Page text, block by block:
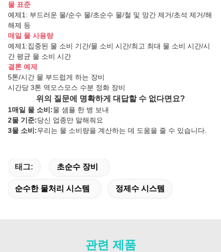
물 표준
예제1: 부드러운 물/순수 물/초순수 물/철 및 망간 제거/초석 제거/해
해제 등
매일 물 사용량
예제1:집중된 물 소비 기간/물 소비 시간/최고 최대 물 소비 시간/시
간 평균 물 소비 시간
결론 예제
5톤/시간 물 부드럽게 하는 장비
시간당 3톤 역오스모스 수분 정화 장비
위의 질문에 명확하게 대답할 수 없다면요?
1매일 물 소비:물 샘플 한 병 보내
2물 기준:당신 업종만 말해줘요
3물 소비:우리는 물 소비량을 계산하는 데 도움을 줄 수 있습니다.
태그: 초순수 장비
순수한 물처리 시스템 정제수 시스템
관련 제품